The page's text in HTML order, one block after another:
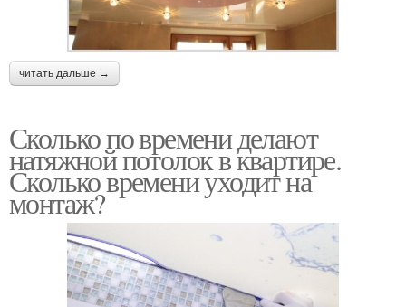
читать дальше →
Сколько по времени делают
натяжной потолок в квартире.
Сколько времени уходит на
монтаж?